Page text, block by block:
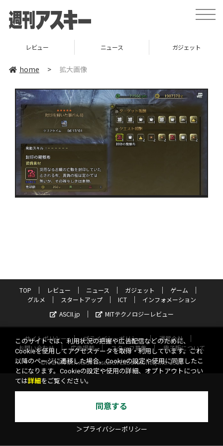
toggle
レビュー ニュース ガジェット
home > 拡大画像
TOP レビュー ニュース ガジェット
ゲーム
グルメ
スタートアップ ICT
インフォメーション
ASCII.jp
MITテクノロジーレビュー
サイトポリシー プライバシーポリシー
運営会社
お問い合わせ
広告掲載 スタッフ募集
電子版について
©KADOKAWA ASCII Research Laboratories, Inc. 2026
このサイトでは、利用状況の把握や広告配信などのために、
Cookieを使用してアクセスデータを取得・利用しています。これ
以降のページに遷移した場合、Cookieの設定や使用に同意したこ
とになります。Cookieの設定や使用の詳細、オプトアウトについ
ては詳細 をご覧ください。
同意する
＞プライバシーポリシー